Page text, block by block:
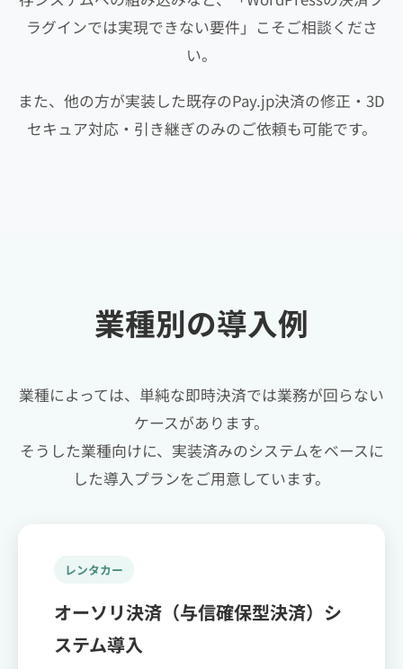
ラグインでは実現できない要件」こそご相談くださ
い。
また、他の方が実装した既存のPay.jp決済の修正・3D
セキュア対応・引き継ぎのみのご依頼も可能です。
業種別の導入例
業種によっては、単純な即時決済では業務が回らない
ケースがあります。
そうした業種向けに、実装済みのシステムをベースに
した導入プランをご用意しています。
レンタカー
オーソリ決済（与信確保型決済）シ
ステム導入